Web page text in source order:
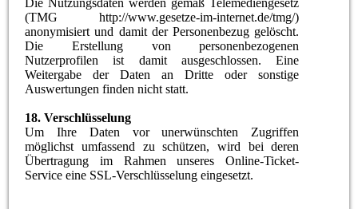
Die Nutzungsdaten werden gemäß Telemediengesetz
(TMG http://www.gesetze-im-internet.de/tmg/)
anonymisiert und damit der Personenbezug gelöscht.
Die Erstellung von personenbezogenen
Nutzerprofilen ist damit ausgeschlossen. Eine
Weitergabe der Daten an Dritte oder sonstige
Auswertungen finden nicht statt.
18. Verschlüsselung
Um Ihre Daten vor unerwünschten Zugriffen
möglichst umfassend zu schützen, wird bei deren
Übertragung im Rahmen unseres Online-Ticket-
Service eine SSL-Verschlüsselung eingesetzt.